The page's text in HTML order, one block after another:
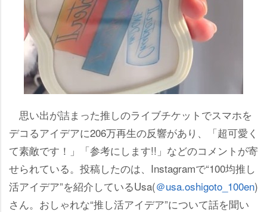
思い出が詰まった推しのライブチケットでスマホを
デコるアイデアに206万再生の反響があり、「超可愛く
て素敵です！」「参考にします!!」などのコメントが寄
せられている。投稿したのは、Instagramで“100均推し
活アイデア”を紹介しているUsa(＠usa.oshigoto_100en)
さん。おしゃれな“推し活アイデア”について話を聞い